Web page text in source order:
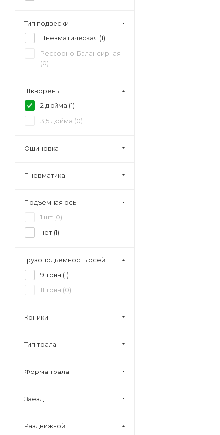
Тип подвески
Пневматическая (1)
Рессорно-Балансирная
(0)
Шкворень
2 дюйма (1)
3,5 дюйма (0)
Ошиновка
Пневматика
Подъемная ось
1 шт (0)
нет (1)
Грузоподъемность осей
9 тонн (1)
11 тонн (0)
Коники
Тип трала
Форма трала
Заезд
Раздвижной